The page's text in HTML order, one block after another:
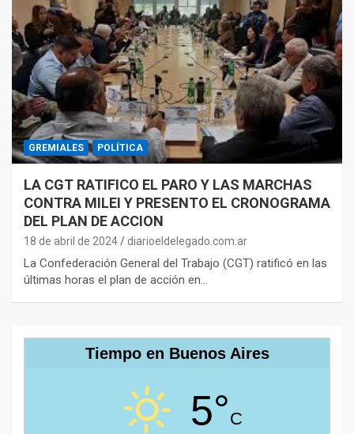
GREMIALES POLÍTICA
LA CGT RATIFICO EL PARO Y LAS MARCHAS
CONTRA MILEI Y PRESENTO EL CRONOGRAMA
DEL PLAN DE ACCION
18 de abril de 2024 diarioeldelegado.com.ar
La Confederación General del Trabajo (CGT) ratificó en las
últimas horas el plan de acción en…
Tiempo en Buenos Aires
5°C